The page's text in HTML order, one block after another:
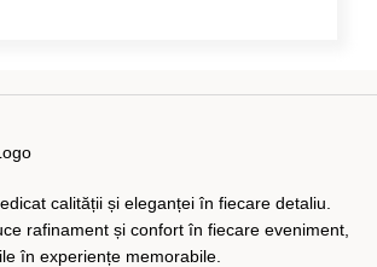
calității și eleganței în fiecare detaliu.
rafinament și confort în fiecare eveniment,
în experiențe memorabile.